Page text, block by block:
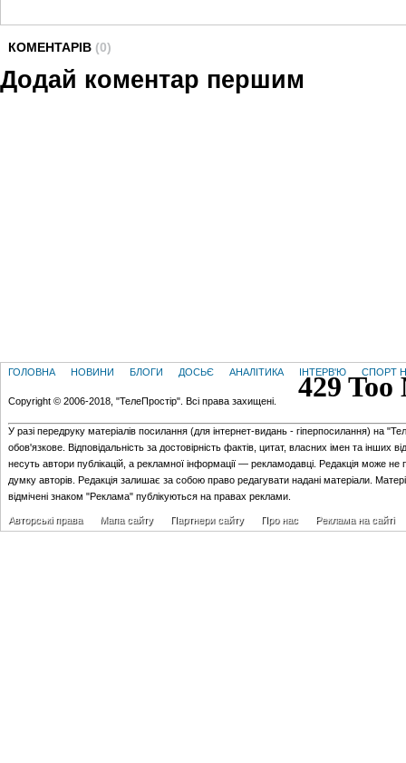
КОМЕНТАРІВ (0)
Додай коментар першим
ГОЛОВНА НОВИНИ БЛОГИ ДОСЬЄ АНАЛІТИКА ІНТЕРВ'Ю СПОРТ
Copyright © 2006-2018, "ТелеПростір". Всі права захищені.
У разі передруку матеріалів посилання (для iнтернет-видань - гiперпосилання) на
обов'язкове. Відповідальність за достовірність фактів, цитат, власних імен та інших
несуть автори публікацій, а рекламної інформації — рекламодавці. Редакція може не
думку авторів. Редакція залишає за собою право редагувати надані матеріали.
відмічені знаком "Реклама" публікуються на правах реклами.
Авторські права Мапа сайту Партнери сайту Про нас Реклама на сайті